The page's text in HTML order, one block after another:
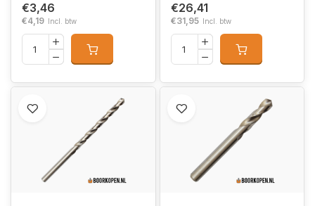
€3,46
€4,19 Incl. btw
€26,41
€31,95 Incl. btw